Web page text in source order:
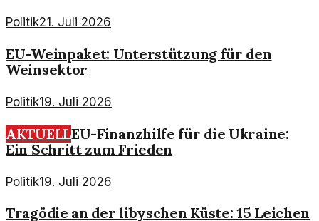
Politik21. Juli 2026
EU-Weinpaket: Unterstützung für den
Weinsektor
Politik19. Juli 2026
AKTUELLEU-Finanzhilfe für die Ukraine:
Ein Schritt zum Frieden
Politik19. Juli 2026
Tragödie an der libyschen Küste: 15 Leichen